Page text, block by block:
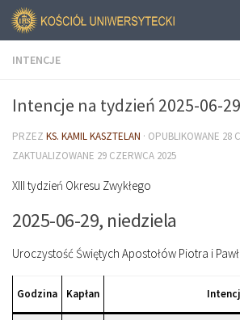
INTENCJE
Intencje na tydzień 2025-06-
PRZEZ KS. KAMIL KASZTELAN · OPUBLIKOWANE 28
ZAKTUALIZOWANE 29 CZERWCA 2025
XIII tydzień Okresu Zwykłego
2025-06-29, niedziela
Uroczystość Świętych Apostołów Piotra i
Godzina Kapłan